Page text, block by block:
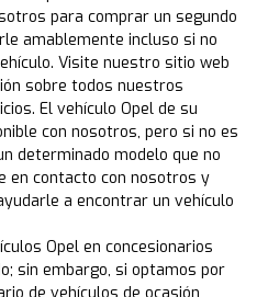
para comprar un segundo
amablemente incluso si no
Visite nuestro sitio web
sobre todos nuestros
El vehículo Opel de su
con nosotros, pero si no es
determinado modelo que no
en contacto con nosotros y
a encontrar un vehículo
Opel en concesionarios
sin embargo, si optamos por